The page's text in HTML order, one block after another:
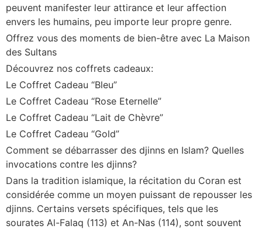
peuvent manifester leur attirance et leur affection
envers les humains, peu importe leur propre genre.
Offrez vous des moments de bien-être avec La Maison
des Sultans
Découvrez nos coffrets cadeaux:
Le Coffret Cadeau “Bleu”
Le Coffret Cadeau “Rose Eternelle”
Le Coffret Cadeau “Lait de Chèvre”
Le Coffret Cadeau “Gold”
Comment se débarrasser des djinns en Islam? Quelles
invocations contre les djinns?
Dans la tradition islamique, la récitation du Coran est
considérée comme un moyen puissant de repousser les
djinns. Certains versets spécifiques, tels que les
sourates Al-Falaq (113) et An-Nas (114), sont souvent